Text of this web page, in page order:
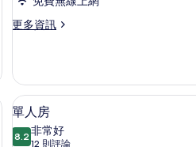
有
更多資訊
更
套
房
的
情
、迷你吧、客房內保險箱、書桌
顯
示
單人
4
單人房
8.28.2 分，滿分 10 分
非常好
12 則評論